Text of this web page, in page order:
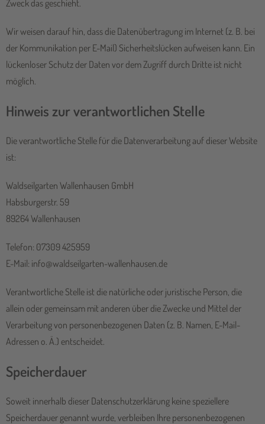
Zweck das geschieht.
Wir weisen darauf hin, dass die Datenübertragung im Internet (z. B. bei
der Kommunikation per E-Mail) Sicherheitslücken aufweisen kann. Ein
lückenloser Schutz der Daten vor dem Zugriff durch Dritte ist nicht
möglich.
Hinweis zur verantwortlichen Stelle
Die verantwortliche Stelle für die Datenverarbeitung auf dieser Website
ist:
Waldseilgarten Wallenhausen GmbH
Habsburgerstr. 59
89264 Wallenhausen
Telefon: 07309 425959
E-Mail: info@waldseilgarten-wallenhausen.de
Verantwortliche Stelle ist die natürliche oder juristische Person, die
allein oder gemeinsam mit anderen über die Zwecke und Mittel der
Verarbeitung von personenbezogenen Daten (z. B. Namen, E-Mail-
Adressen o. Ä.) entscheidet.
Speicherdauer
Soweit innerhalb dieser Datenschutzerklärung keine speziellere
Speicherdauer genannt wurde, verbleiben Ihre personenbezogenen